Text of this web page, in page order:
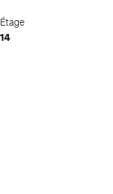
Étage
14